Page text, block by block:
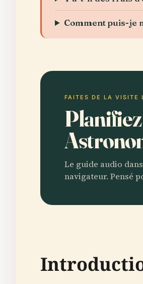
Comment puis-je
FAITES DE LA VISITE
Le guide audio
navigateur. Pensé